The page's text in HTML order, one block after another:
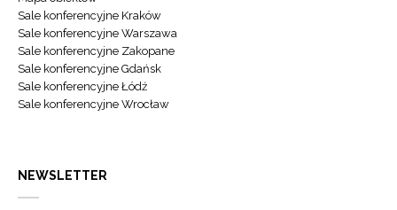
Sale konferencyjne Kraków
Sale konferencyjne Warszawa
Sale konferencyjne Zakopane
Sale konferencyjne Gdańsk
Sale konferencyjne Łódź
Sale konferencyjne Wrocław
NEWSLETTER